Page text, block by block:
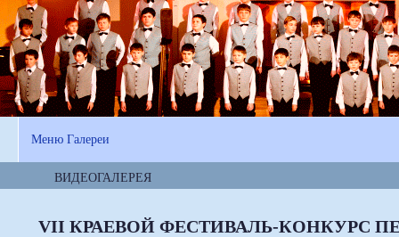
Меню Галереи
ВИДЕОГАЛЕРЕЯ
VII КРАЕВОЙ ФЕСТИВАЛЬ-КОНКУРС